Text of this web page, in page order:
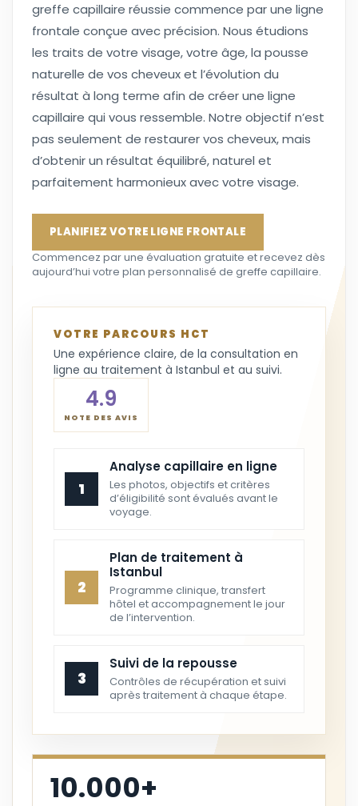
greffe capillaire réussie commence par une ligne
frontale conçue avec précision. Nous étudions
les traits de votre visage, votre âge, la pousse
naturelle de vos cheveux et l’évolution du
résultat à long terme afin de créer une ligne
capillaire qui vous ressemble. Notre objectif n’est
pas seulement de restaurer vos cheveux, mais
d’obtenir un résultat équilibré, naturel et
parfaitement harmonieux avec votre visage.
PLANIFIEZ VOTRE LIGNE FRONTALE
Commencez par une évaluation gratuite et recevez dès
aujourd’hui votre plan personnalisé de greffe capillaire.
VOTRE PARCOURS HCT
Une expérience claire, de la consultation en
ligne au traitement à Istanbul et au suivi.
4.9
NOTE DES AVIS
1
Analyse capillaire en ligne
Les photos, objectifs et critères
d’éligibilité sont évalués avant le
voyage.
2
Plan de traitement à
Istanbul
Programme clinique, transfert
hôtel et accompagnement le jour
de l’intervention.
3
Suivi de la repousse
Contrôles de récupération et suivi
après traitement à chaque étape.
10.000+